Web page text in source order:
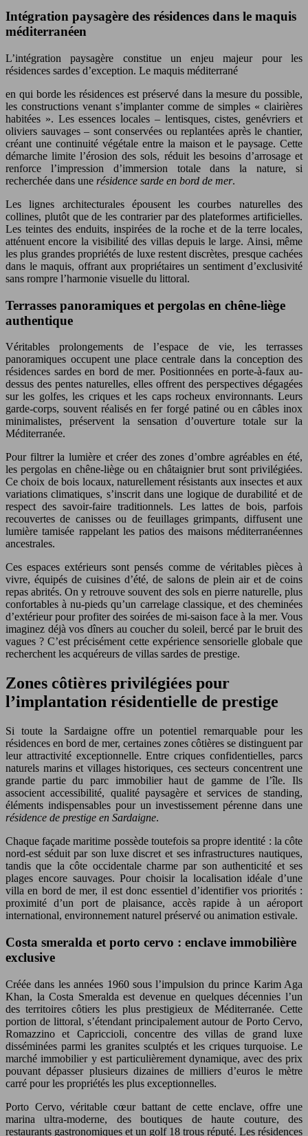
Intégration paysagère des résidences dans le maquis
méditerranéen
L’intégration paysagère constitue un enjeu majeur pour les
résidences sardes d’exception. Le maquis méditerrané
en qui borde les résidences est préservé dans la mesure du possible,
les constructions venant s’implanter comme de simples « clairières
habitées ». Les essences locales – lentisques, cistes, genévriers et
oliviers sauvages – sont conservées ou replantées après le chantier,
créant une continuité végétale entre la maison et le paysage. Cette
démarche limite l’érosion des sols, réduit les besoins d’arrosage et
renforce l’impression d’immersion totale dans la nature, si
recherchée dans une résidence sarde en bord de mer.
Les lignes architecturales épousent les courbes naturelles des
collines, plutôt que de les contrarier par des plateformes artificielles.
Les teintes des enduits, inspirées de la roche et de la terre locales,
atténuent encore la visibilité des villas depuis le large. Ainsi, même
les plus grandes propriétés de luxe restent discrètes, presque cachées
dans le maquis, offrant aux propriétaires un sentiment d’exclusivité
sans rompre l’harmonie visuelle du littoral.
Terrasses panoramiques et pergolas en chêne-liège
authentique
Véritables prolongements de l’espace de vie, les terrasses
panoramiques occupent une place centrale dans la conception des
résidences sardes en bord de mer. Positionnées en porte-à-faux au-
dessus des pentes naturelles, elles offrent des perspectives dégagées
sur les golfes, les criques et les caps rocheux environnants. Leurs
garde-corps, souvent réalisés en fer forgé patiné ou en câbles inox
minimalistes, préservent la sensation d’ouverture totale sur la
Méditerranée.
Pour filtrer la lumière et créer des zones d’ombre agréables en été,
les pergolas en chêne-liège ou en châtaignier brut sont privilégiées.
Ce choix de bois locaux, naturellement résistants aux insectes et aux
variations climatiques, s’inscrit dans une logique de durabilité et de
respect des savoir-faire traditionnels. Les lattes de bois, parfois
recouvertes de canisses ou de feuillages grimpants, diffusent une
lumière tamisée rappelant les patios des maisons méditerranéennes
ancestrales.
Ces espaces extérieurs sont pensés comme de véritables pièces à
vivre, équipés de cuisines d’été, de salons de plein air et de coins
repas abrités. On y retrouve souvent des sols en pierre naturelle, plus
confortables à nu-pieds qu’un carrelage classique, et des cheminées
d’extérieur pour profiter des soirées de mi-saison face à la mer. Vous
imaginez déjà vos dîners au coucher du soleil, bercé par le bruit des
vagues ? C’est précisément cette expérience sensorielle globale que
recherchent les acquéreurs de villas sardes de prestige.
Zones côtières privilégiées pour
l’implantation résidentielle de prestige
Si toute la Sardaigne offre un potentiel remarquable pour les
résidences en bord de mer, certaines zones côtières se distinguent par
leur attractivité exceptionnelle. Entre criques confidentielles, parcs
naturels marins et villages historiques, ces secteurs concentrent une
grande partie du parc immobilier haut de gamme de l’île. Ils
associent accessibilité, qualité paysagère et services de standing,
éléments indispensables pour un investissement pérenne dans une
résidence de prestige en Sardaigne.
Chaque façade maritime possède toutefois sa propre identité : la côte
nord-est séduit par son luxe discret et ses infrastructures nautiques,
tandis que la côte occidentale charme par son authenticité et ses
plages encore sauvages. Pour choisir la localisation idéale d’une
villa en bord de mer, il est donc essentiel d’identifier vos priorités :
proximité d’un port de plaisance, accès rapide à un aéroport
international, environnement naturel préservé ou animation estivale.
Costa smeralda et porto cervo : enclave immobilière
exclusive
Créée dans les années 1960 sous l’impulsion du prince Karim Aga
Khan, la Costa Smeralda est devenue en quelques décennies l’un
des territoires côtiers les plus prestigieux de Méditerranée. Cette
portion de littoral, s’étendant principalement autour de Porto Cervo,
Romazzino et Capriccioli, concentre des villas de grand luxe
disséminées parmi les granites sculptés et les criques turquoise. Le
marché immobilier y est particulièrement dynamique, avec des prix
pouvant dépasser plusieurs dizaines de milliers d’euros le mètre
carré pour les propriétés les plus exceptionnelles.
Porto Cervo, véritable cœur battant de cette enclave, offre une
marina ultra-moderne, des boutiques de haute couture, des
restaurants gastronomiques et un golf 18 trous réputé. Les résidences